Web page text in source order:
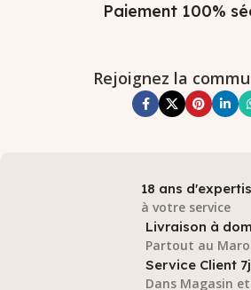
Paiement 100%
Rejoignez la
18 ans
à votre service
Livraison à
Partout au
Service Client
Dans Magasin